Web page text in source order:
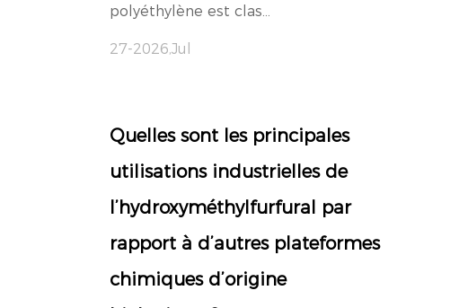
polyéthylène est clas...
27-2026,Jul
Quelles sont les principales
utilisations industrielles de
l’hydroxyméthylfurfural par
rapport à d’autres plateformes
chimiques d’origine